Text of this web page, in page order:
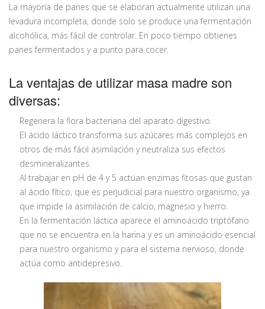
La mayoría de panes que se elaboran actualmente utilizan una
levadura incompleta, donde solo se produce una fermentación
alcohólica, más fácil de controlar. En poco tiempo obtienes
panes fermentados y a punto para cocer.
La ventajas de utilizar masa madre son
diversas:
Regenera la flora bacteriana del aparato digestivo.
El ácido láctico transforma sus azúcares más complejos en
otros de más fácil asimilación y neutraliza sus efectos
desmineralizantes.
Al trabajar en pH de 4 y 5 actúan enzimas fitosas que gustan
al ácido fítico, que es perjudicial para nuestro organismo, ya
que impide la asimilación de calcio, magnesio y hierro.
En la fermentación láctica aparece el aminoácido triptófano
que no se encuentra en la harina y es un aminoácido esencial
para nuestro organismo y para el sistema nervioso, donde
actúa como antidepresivo.